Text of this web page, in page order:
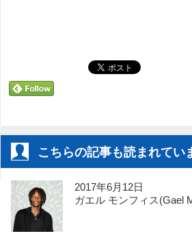
こちらの記事も読まれてい
2017年6月12日
ガエル モンフィス(Gael